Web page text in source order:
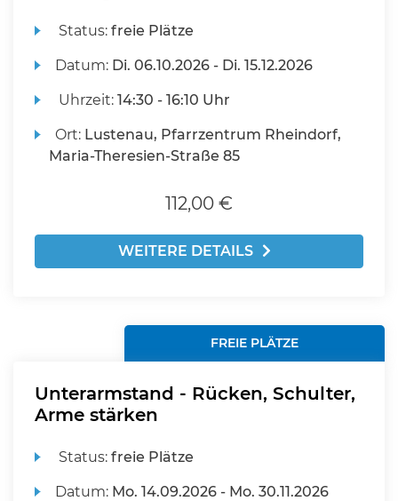
Status:freie Plätze
Datum: Di. 06.10.2026 - Di. 15.12.2026
Uhrzeit:14:30 - 16:10 Uhr
Ort: Lustenau, Pfarrzentrum Rheindorf,
Maria-Theresien-Straße 85
112,00 €
WEITERE DETAILS
FREIE PLÄTZE
Unterarmstand - Rücken, Schulter,
Arme stärken
Status:freie Plätze
Datum: Mo. 14.09.2026 - Mo. 30.11.2026